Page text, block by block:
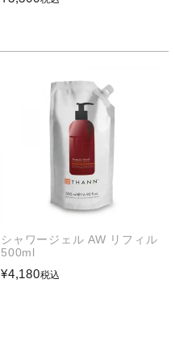
シャワージェル AW リフィル
500ml
¥4,180税込